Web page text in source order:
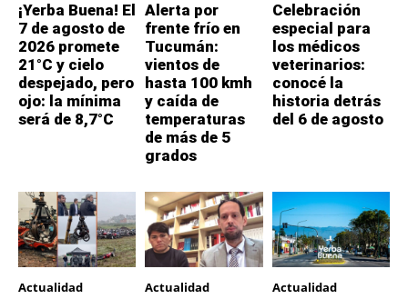
¡Yerba Buena! El
7 de agosto de
2026 promete
21°C y cielo
despejado, pero
ojo: la mínima
será de 8,7°C
Alerta por
frente frío en
Tucumán:
vientos de
hasta 100 kmh
y caída de
temperaturas
de más de 5
grados
Celebración
especial para
los médicos
veterinarios:
conocé la
historia detrás
del 6 de agosto
Actualidad Actualidad Actualidad